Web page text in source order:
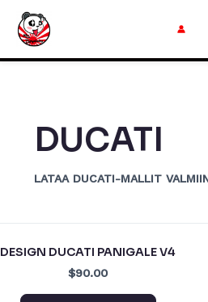
Siirry
sisältöön
DUCATI
LATAA DUCATI-MALLIT
DESIGN DUCATI PANIGALE V4
$90.00